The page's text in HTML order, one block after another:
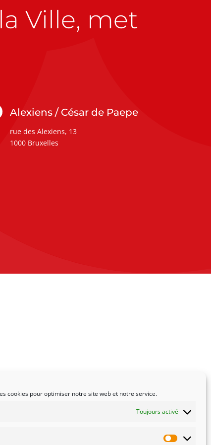
cookies pour optimiser notre site web et notre service.
Toujours activé
Ville, met
Alexiens / César de Paepe
rue des Alexiens, 13
1000 Bruxelles